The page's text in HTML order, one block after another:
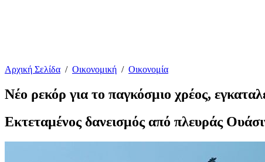
Αρχική Σελίδα / Οικονομική / Οικονομία
Nέο ρεκόρ για το παγκόσμιο χρέος,
Εκτεταμένος δανεισμός από πλευράς